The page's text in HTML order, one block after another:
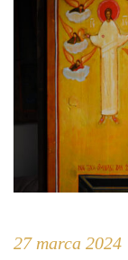
27 marca 2024